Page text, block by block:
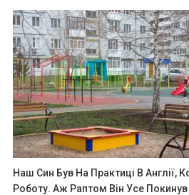
Наш Син Був На Практиці В Англії,
Роботу. Аж Раптом Він Усе Покинув